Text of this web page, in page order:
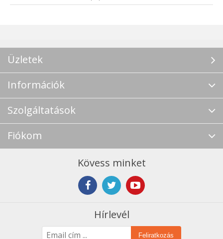
Üzletek
Információk
Szolgáltatások
Fiókom
Kövess minket
Hírlevél
Feliratkozás